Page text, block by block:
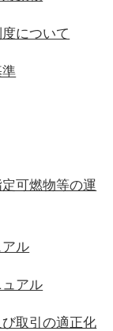
について
可燃物等の運
ル
アル
取引の適正化